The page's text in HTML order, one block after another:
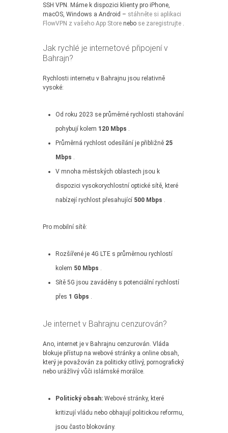
SSH VPN. Máme k dispozici klienty pro iPhone,
macOS, Windows a Android – stáhněte si aplikaci
FlowVPN z vašeho App Store nebo se zaregistrujte .
Jak rychlé je internetové připojení v
Bahrajn?
Rychlosti internetu v Bahrajnu jsou relativně
vysoké:
Od roku 2023 se průměrné rychlosti stahování
pohybují kolem 120 Mbps .
Průměrná rychlost odesílání je přibližně 25
Mbps .
V mnoha městských oblastech jsou k
dispozici vysokorychlostní optické sítě, které
nabízejí rychlost přesahující 500 Mbps .
Pro mobilní sítě:
Rozšířené je 4G LTE s průměrnou rychlostí
kolem 50 Mbps .
Sítě 5G jsou zaváděny s potenciální rychlostí
přes 1 Gbps .
Je internet v Bahrajnu cenzurován?
Ano, internet je v Bahrajnu cenzurován. Vláda
blokuje přístup na webové stránky a online obsah,
který je považován za politicky citlivý, pornografický
nebo urážlivý vůči islámské morálce.
Politický obsah: Webové stránky, které
kritizují vládu nebo obhajují politickou reformu,
jsou často blokovány.